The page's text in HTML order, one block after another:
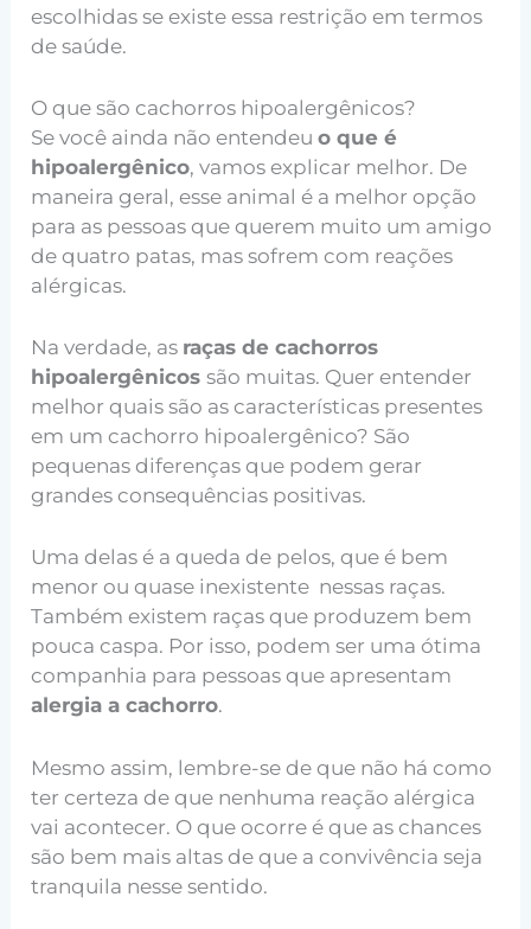
escolhidas se existe essa restrição em termos
de saúde.
O que são cachorros hipoalergênicos?
Se você ainda não entendeuo que é
hipoalergênico, vamos explicar melhor. De
maneira geral, esse animal é a melhor opção
para as pessoas que querem muito um amigo
de quatro patas, mas sofrem com reações
alérgicas.
Na verdade, as raças de cachorros
hipoalergênicossão muitas. Quer entender
melhor quais são as características presentes
em um cachorro hipoalergênico? São
pequenas diferenças que podem gerar
grandes consequências positivas.
Uma delas é a queda de pelos, que é bem
menor ou quase inexistente nessas raças.
Também existem raças que produzem bem
pouca caspa. Por isso, podem ser uma ótima
companhia para pessoas que apresentam
alergia a cachorro.
Mesmo assim, lembre-se de que não há como
ter certeza de que nenhuma reação alérgica
vai acontecer. O que ocorre é que as chances
são bem mais altas de que a convivência seja
tranquila nesse sentido.